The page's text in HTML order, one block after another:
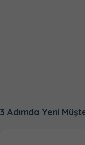
3 Adımda Yeni